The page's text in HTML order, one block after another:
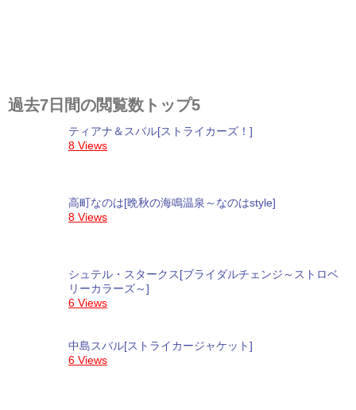
過去7日間の閲覧数トップ5
ティアナ＆スバル[ストライカーズ！]
8 Views
高町なのは[晩秋の海鳴温泉～なのはstyle]
8 Views
シュテル・スタークス[ブライダルチェンジ～ストロベ
リーカラーズ～]
6 Views
中島スバル[ストライカージャケット]
6 Views